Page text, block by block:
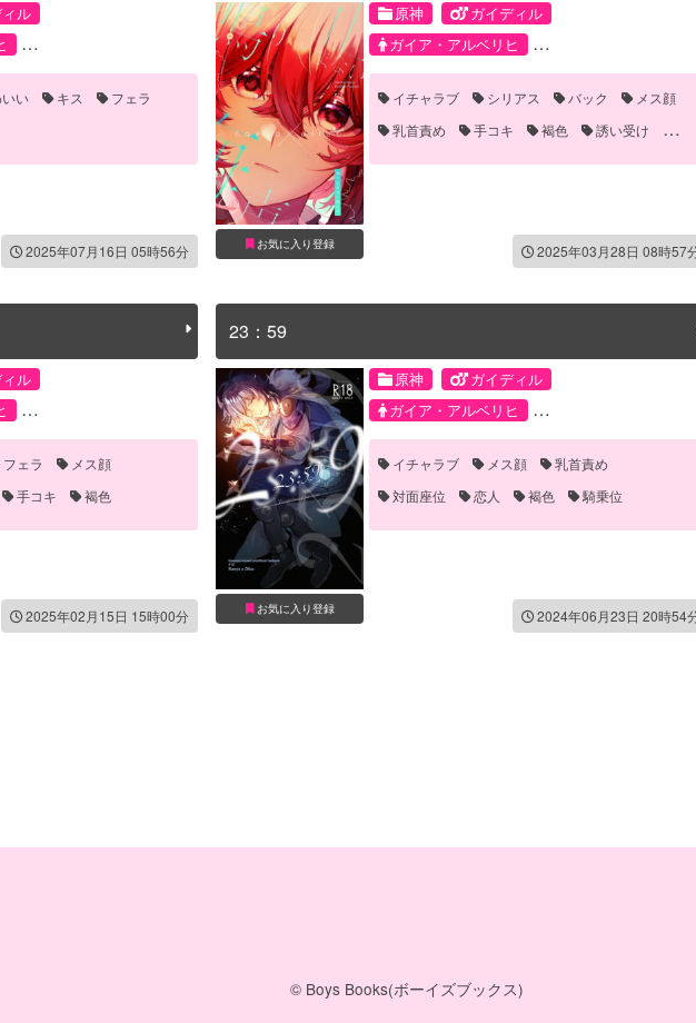
ル
ィンド
い キス
フェラ
2025年07月16日 05時56分 お気に入り登録
原神
ガイディル
ガイア・アルベリヒ
ディルック・ラグウィンド
イチャラブ シリアス バック
メス顔
乳首責め
手コキ 褐色
誘い受け
野外
青姦
2025年03月28日 08時57
ル
ィンド
フェラ
メス顔
手コキ 褐色
2025年02月15日 15時00分
23：59
お気に入り登録
原神
ガイディル
ガイア・アルベリヒ
ディルック・ラグウィンド
イチャラブ メス顔
乳首責め
対面座位
恋人 褐色 騎乗位
2024年06月23日 20時54
© Boys Books(ボーイズブックス)